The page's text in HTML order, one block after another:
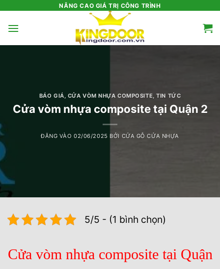
nội
NÂNG CAO GIÁ TRỊ CÔNG TRÌNH
BÁO GIÁ, CỬA VÒM NHỰA COMPOSITE,TIN TỨC
Cửa vòm nhựa composite tại Quận 2
ĐĂNG VÀO02/06/2025 BỞI CỬA GỖ CỬA NHỰA
5/5 - (1 bình chọn)
Cửa vòm nhựa composite tại Quận